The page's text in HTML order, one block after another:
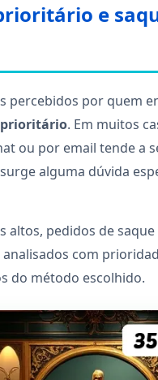
e
percebidos por quem
. Em muitos
ou por email tende a
alguma dúvida
altos, pedidos de
com
do método escolhido.